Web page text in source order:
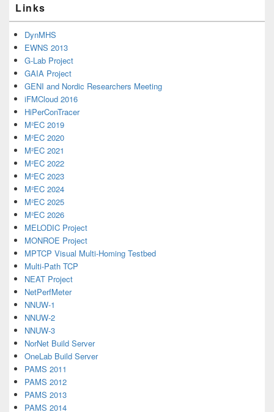
Links
DynMHS
EWNS 2013
G-Lab Project
GAIA Project
GENI and Nordic Researchers Meeting
iFMCloud 2016
HiPerConTracer
M²EC 2019
M²EC 2020
M²EC 2021
M²EC 2022
M²EC 2023
M²EC 2024
M²EC 2025
M²EC 2026
MELODIC Project
MONROE Project
MPTCP Visual Multi-Homing Testbed
Multi-Path TCP
NEAT Project
NetPerfMeter
NNUW-1
NNUW-2
NNUW-3
NorNet Build Server
OneLab Build Server
PAMS 2011
PAMS 2012
PAMS 2013
PAMS 2014